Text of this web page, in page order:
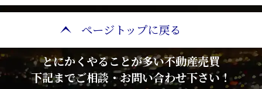
ページトップに戻る
とにかくやることが多い不動産売買
下記までご相談・お問い合わせ下さい！